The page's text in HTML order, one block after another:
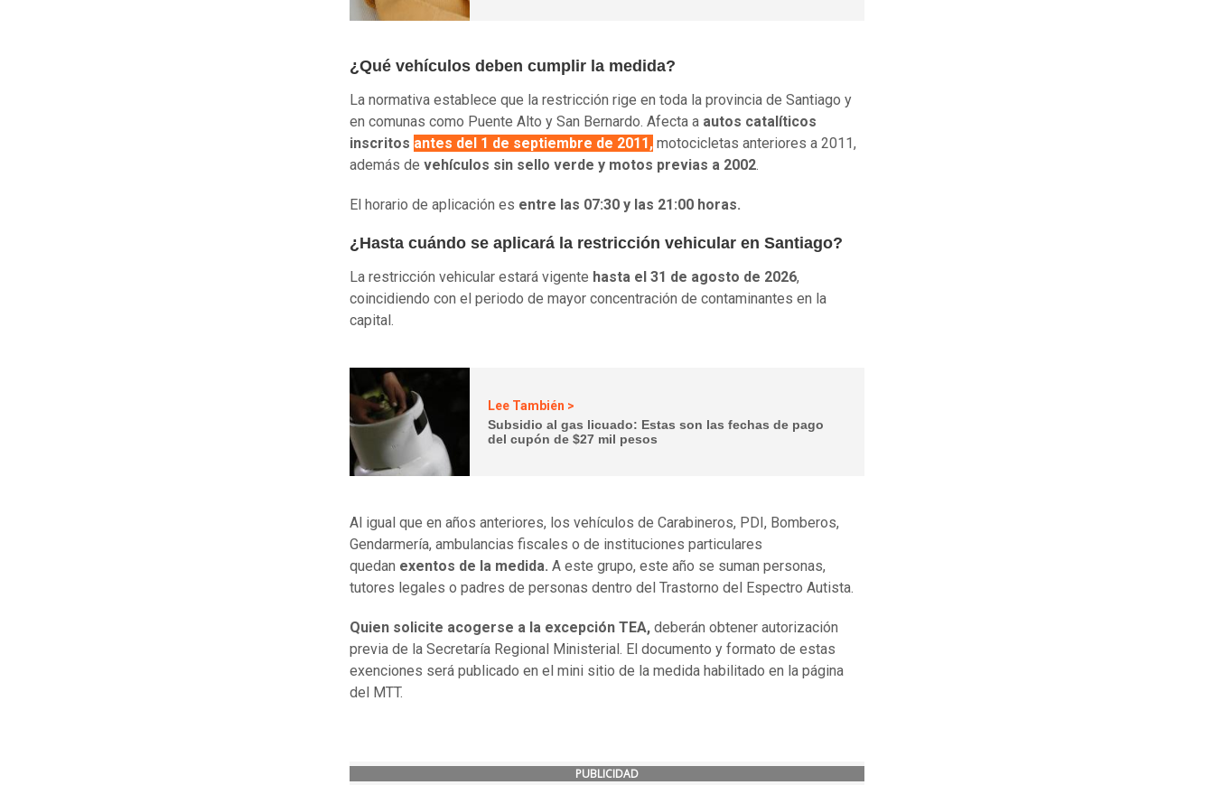
¿Qué vehículos deben cumplir la medida?
La normativa establece que la restricción rige en toda la provincia de Santiago y
en comunas como Puente Alto y San Bernardo. Afecta a autos catalíticos
inscritos antes del 1 de septiembre de 2011, motocicletas anteriores a 2011,
además de vehículos sin sello verde y motos previas a 2002.
El horario de aplicación es entre las 07:30 y las 21:00 horas.
¿Hasta cuándo se aplicará la restricción vehicular en Santiago?
La restricción vehicular estará vigente hasta el 31 de agosto de 2026,
coincidiendo con el periodo de mayor concentración de contaminantes en la
capital.
Lee También >
Subsidio al gas licuado: Estas son las fechas de pago
del cupón de $27 mil pesos
Al igual que en años anteriores, los vehículos de Carabineros, PDI, Bomberos,
Gendarmería, ambulancias fiscales o de instituciones particulares
quedan exentos de la medida. A este grupo, este año se suman personas,
tutores legales o padres de personas dentro del Trastorno del Espectro Autista.
Quien solicite acogerse a la excepción TEA, deberán obtener autorización
previa de la Secretaría Regional Ministerial. El documento y formato de estas
exenciones será publicado en el mini sitio de la medida habilitado en la página
del MTT.
PUBLICIDAD